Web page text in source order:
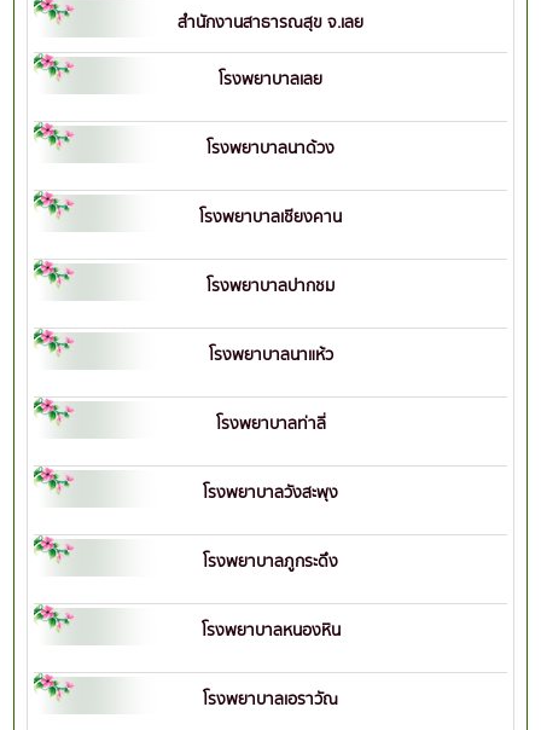
สำนักงานสาธารณสุข จ.เลย
โรงพยาบาลเลย
โรงพยาบาลนาด้วง
โรงพยาบาลเชียงคาน
โรงพยาบาลปากชม
โรงพยาบาลนาแห้ว
โรงพยาบาลท่าลี่
โรงพยาบาลวังสะพุง
โรงพยาบาลภูกระดึง
โรงพยาบาลหนองหิน
โรงพยาบาลเอราวัณ